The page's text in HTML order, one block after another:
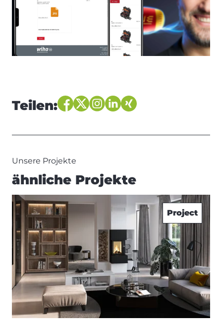
Teilen:
Unsere Projekte
ähnliche Projekte
Project